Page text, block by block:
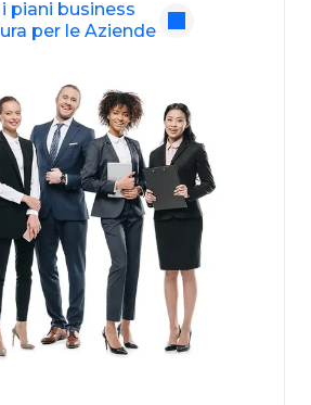
piani business
per le Aziende